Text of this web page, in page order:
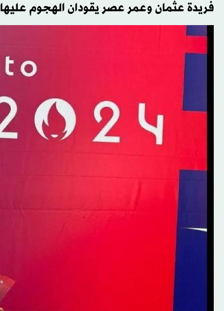
فريدة عثمان وعمر عصر يقودان الهجوم عليها